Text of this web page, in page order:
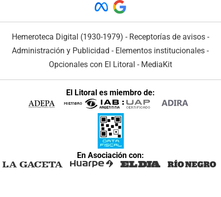
Hemeroteca Digital (1930-1979) - Receptorías de avisos -
Administración y Publicidad - Elementos institucionales -
Opcionales con El Litoral - MediaKit
El Litoral es miembro de:
En Asociación con: